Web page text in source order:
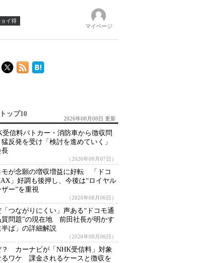
イ得
マイページ
ップ10
2026年08月08日 更新
受信料パトカー・消防車から徴収問
猛反発を受け「検討を進めていく」
長
（2026年08月07日）
モが念願の増収増益に好転 「ドコ
」好調も後押し、今後は“ロイヤル
ー”を重視
（2026年08月06日）
「つながりにくい」声ある“ドコモ通
質問題”の現在地 前田社長が明かす
半ば」の詳細解説
（2026年08月06日）
？ カーナビが「NHK受信料」対象
るワケ 課金されるケースと徴収を